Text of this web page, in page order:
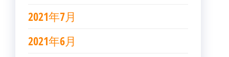
2021年7月
2021年6月